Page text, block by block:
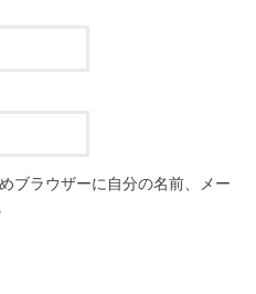
ブラウザーに自分の名前、メー